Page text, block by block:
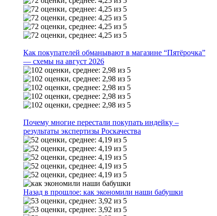
Как покупателей обманывают в магазине “Пятёрочка”
— схемы на август 2026
Почему многие перестали покупать индейку –
результаты экспертизы Роскачества
Назад в прошлое: как экономили наши бабушки